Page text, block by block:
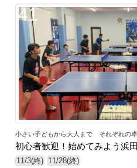
41
小さい子どもから大人まで それぞれの
初心者歓迎！始めてみよう浜
11/3(終) 11/28(終)